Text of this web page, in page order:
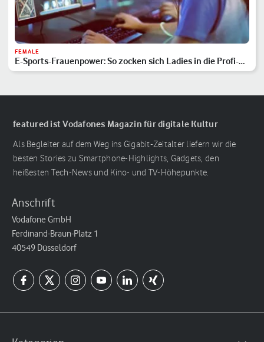
FEMALE
E-Sports-Frauenpower: So zocken sich Ladies in die Profi-
Liga
featured ist Vodafones Magazin für digitale Kultur
Als Begleiter auf dem Weg ins Gigabit-Zeitalter liefern wir die
besten Stories zu Smartphone-Highlights, Gadgets, den
heißesten Tech-News und Kino- und TV-Höhepunkte.
Anschrift
Vodafone GmbH
Ferdinand-Braun-Platz 1
40549 Düsseldorf